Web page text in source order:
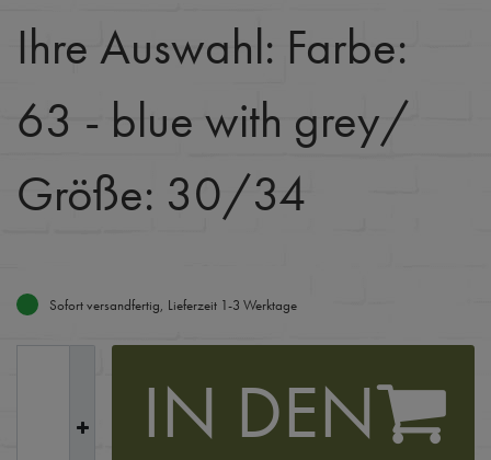
Ihre Auswahl: Farbe:
63 - blue with grey/
Größe: 30/34
Sofort versandfertig, Lieferzeit 1-3 Werktage
IN DEN